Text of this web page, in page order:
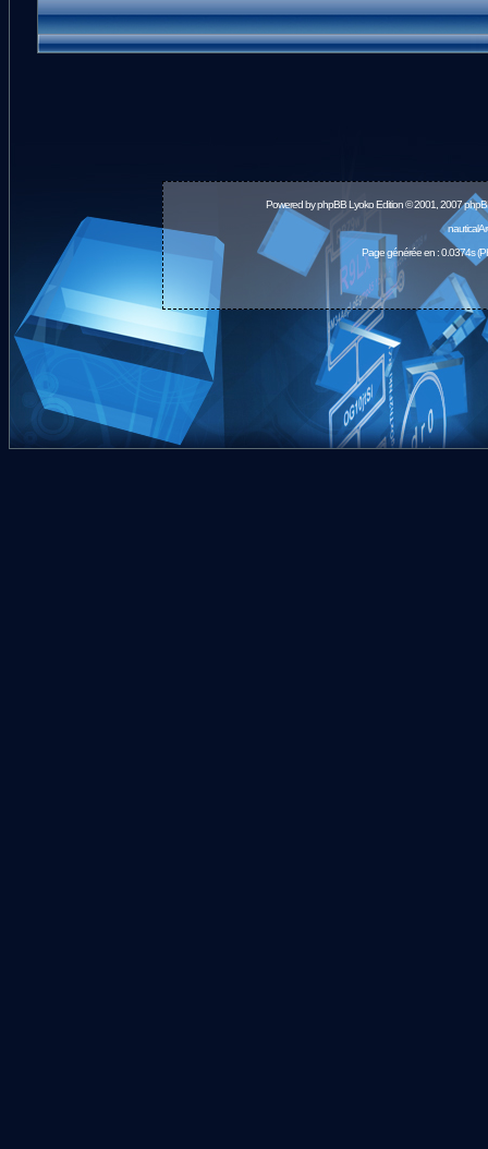
Powered byphpBBLyoko Edition © 2001, 2007
Page générée en : 0.0374s